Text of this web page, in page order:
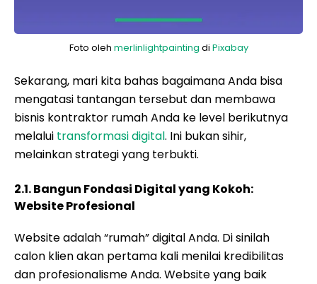
Foto oleh merlinlightpainting di Pixabay
Sekarang, mari kita bahas bagaimana Anda bisa
mengatasi tantangan tersebut dan membawa
bisnis kontraktor rumah Anda ke level berikutnya
melalui transformasi digital. Ini bukan sihir,
melainkan strategi yang terbukti.
2.1. Bangun Fondasi Digital yang Kokoh:
Website Profesional
Website adalah “rumah” digital Anda. Di sinilah
calon klien akan pertama kali menilai kredibilitas
dan profesionalisme Anda. Website yang baik